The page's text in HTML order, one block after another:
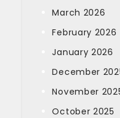
March 2026
February 2026
January 2026
December
November
October 2025